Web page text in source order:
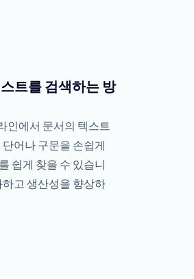
트를 검색하는 방
인에서 문서의 텍스트
어나 구문을 손쉽게
쉽게 찾을 수 있습니
고 생산성을 향상하